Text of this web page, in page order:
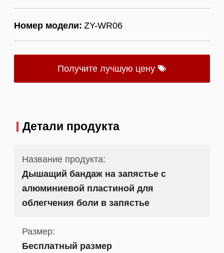
Номер модели: ZY-WR06
Получите лучшую цену
Детали продукта
Название продукта:
Дышащий бандаж на запястье с
алюминиевой пластиной для
облегчения боли в запястье
Размер:
Бесплатный размер